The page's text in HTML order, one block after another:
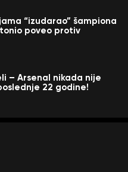
“izudarao” šampiona
poveo protiv
– Arsenal nikada nije
22 godine!